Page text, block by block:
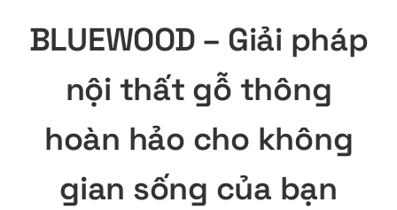
BLUEWOOD – Giải pháp
nội thất gỗ thông
hoàn hảo cho không
gian sống của bạn